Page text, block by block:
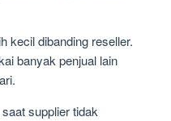
kecil dibanding reseller.
banyak penjual lain
supplier tidak